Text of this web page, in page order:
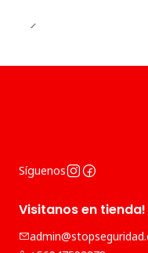
Síguenos
Visitanos en tienda!